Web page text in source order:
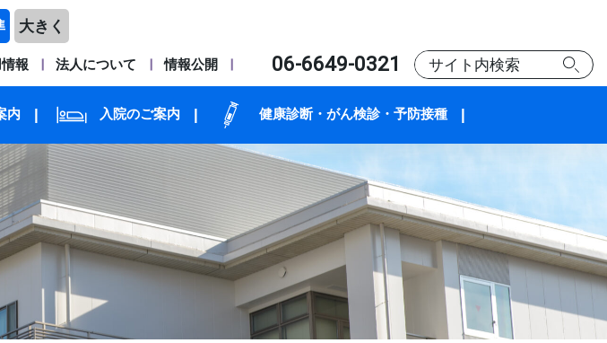
大きく
報 法人について 情報公開 06-6649-0321
内 入院のご案内 健康診断・がん検診・予防接種